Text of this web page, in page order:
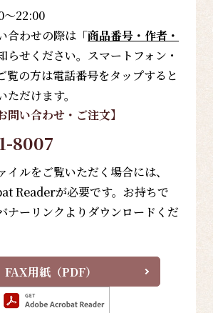
～22:00
合わせの際は「商品番号・作者・
らせください。スマートフォン・
覧の方は電話番号をタップすると
だけます。
問い合わせ・ご注文】
8007
イルをご覧いただく場合には、
Readerが必要です。お持ちで
ナーリンクよりダウンロードくだ
FAX用紙（PDF）